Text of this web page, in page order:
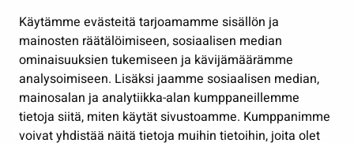
Käytämme evästeitä tarjoamamme sisällön ja
mainosten räätälöimiseen, sosiaalisen median
ominaisuuksien tukemiseen ja kävijämäärämme
analysoimiseen. Lisäksi jaamme sosiaalisen median,
mainosalan ja analytiikka-alan kumppaneillemme
tietoja siitä, miten käytät sivustoamme. Kumppanimme
voivat yhdistää näitä tietoja muihin tietoihin, joita olet
Työ ja yrittäminen
Osallistu ja asioi
Näytä omat evästeasetukseni
Seuraa meitä